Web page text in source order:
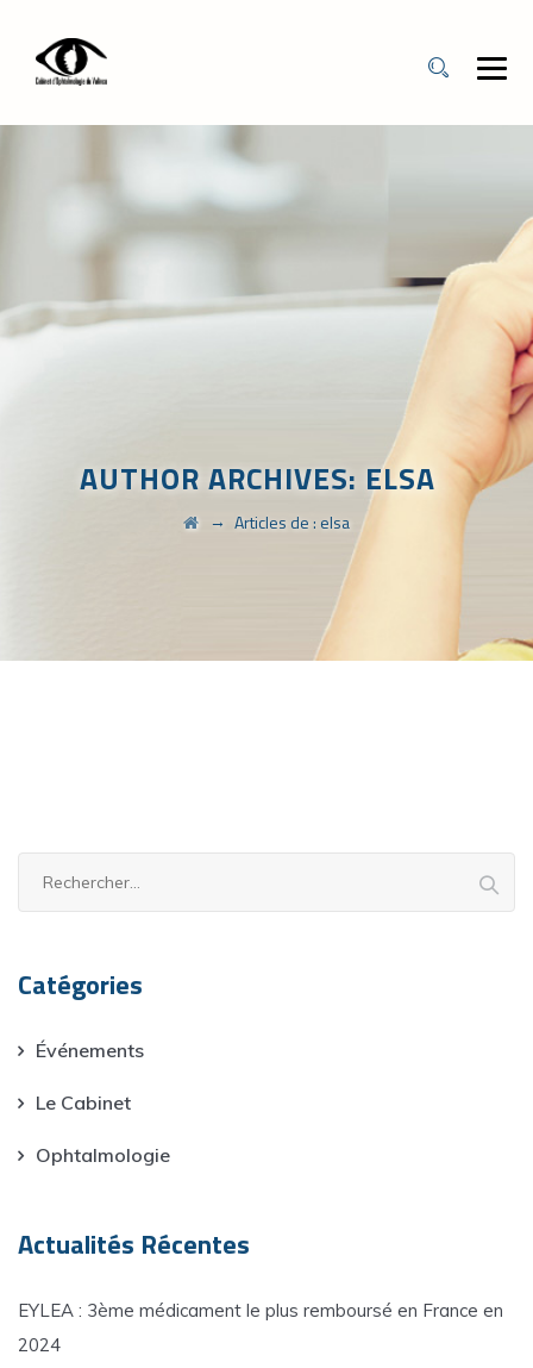
AUTHOR ARCHIVES: ELSA
→ Articles de : elsa
Catégories
Événements
Le Cabinet
Ophtalmologie
Actualités Récentes
EYLEA : 3ème médicament le plus remboursé en France en
2024